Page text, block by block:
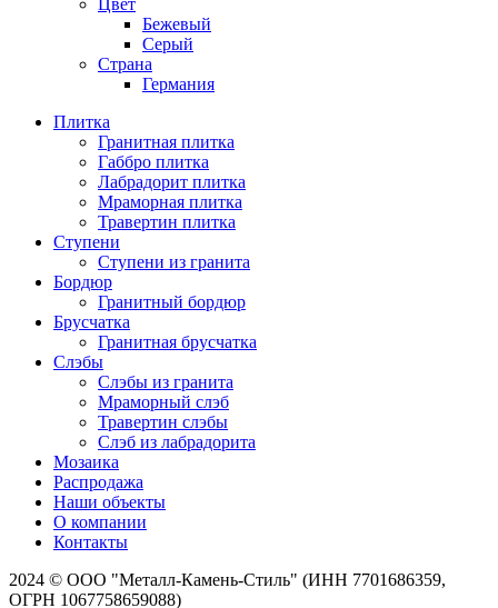
Цвет
Бежевый
Серый
Страна
Германия
Плитка
Гранитная плитка
Габбро плитка
Лабрадорит плитка
Мраморная плитка
Травертин плитка
Ступени
Ступени из гранита
Бордюр
Гранитный бордюр
Брусчатка
Гранитная брусчатка
Слэбы
Слэбы из гранита
Мраморный слэб
Травертин слэбы
Слэб из лабрадорита
Мозаика
Распродажа
Наши объекты
О компании
Контакты
2024 © ООО "Металл-Камень-Стиль" (ИНН 7701686359,
ОГРН 1067758659088)